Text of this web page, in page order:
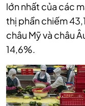
lớn nhất của các
thị phần chiếm
châu Mỹ và châu
14,6%.